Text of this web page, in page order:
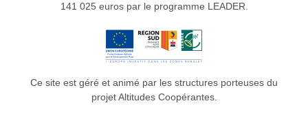
141 025 euros par le programme LEADER.
Ce site est géré et animé par les structures porteuses du
projet Altitudes Coopérantes.